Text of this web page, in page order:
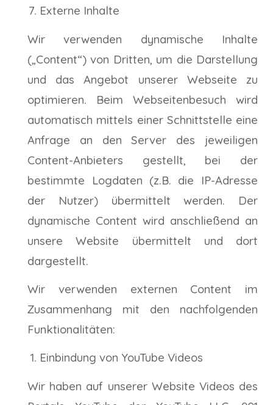
Externe Inhalte
Wir verwenden dynamische Inhalte
(„Content“) von Dritten, um die Darstellung
und das Angebot unserer Webseite zu
optimieren. Beim Webseitenbesuch wird
automatisch mittels einer Schnittstelle eine
Anfrage an den Server des jeweiligen
Content-Anbieters gestellt, bei der
bestimmte Logdaten (z.B. die IP-Adresse
der Nutzer) übermittelt werden. Der
dynamische Content wird anschließend an
unsere Website übermittelt und dort
dargestellt.
Wir verwenden externen Content im
Zusammenhang mit den nachfolgenden
Funktionalitäten:
Einbindung von YouTube Videos
Wir haben auf unserer Website Videos des